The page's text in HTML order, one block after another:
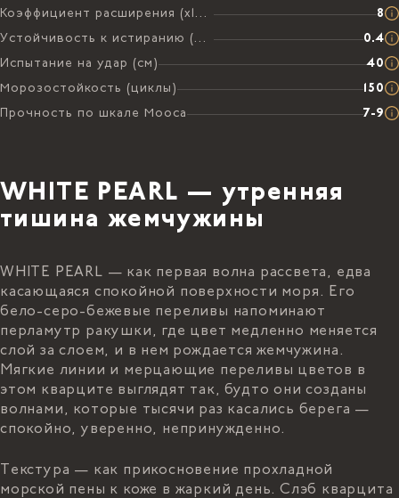
Коэффициент расширения (х106 на °C)
8
Устойчивость к истиранию (мм)
0.4
Испытание на удар (см)
40
Морозостойкость (циклы)
150
Прочность по шкале Мооса
7-9
WHITE PEARL — утренняя
тишина жемчужины
WHITE PEARL — как первая волна рассвета, едва
касающаяся спокойной поверхности моря. Его
бело-серо-бежевые переливы напоминают
перламутр ракушки, где цвет медленно меняется
слой за слоем, и в нем рождается жемчужина.
Мягкие линии и мерцающие переливы цветов в
этом кварците выглядят так, будто они созданы
волнами, которые тысячи раз касались берега —
спокойно, уверенно, непринужденно.
Текстура — как прикосновение прохладной
морской пены к коже в жаркий день. Слэб кварцита